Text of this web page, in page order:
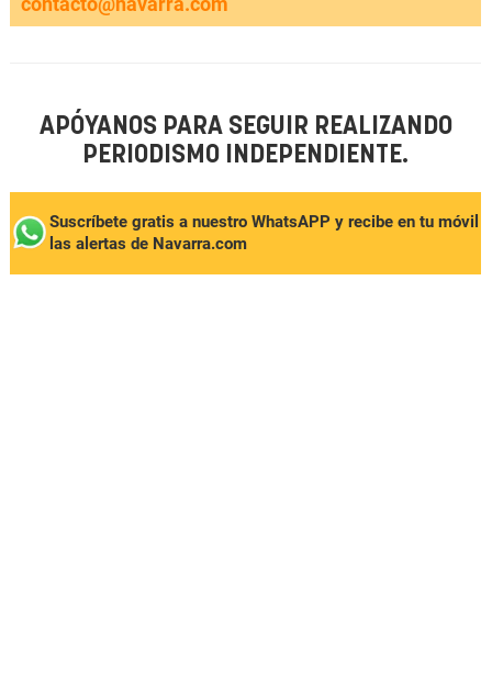
APÓYANOS PARA SEGUIR REALIZANDO
PERIODISMO INDEPENDIENTE.
Suscríbete gratis a nuestro WhatsAPP y recibe en tu móvil
las alertas de Navarra.com